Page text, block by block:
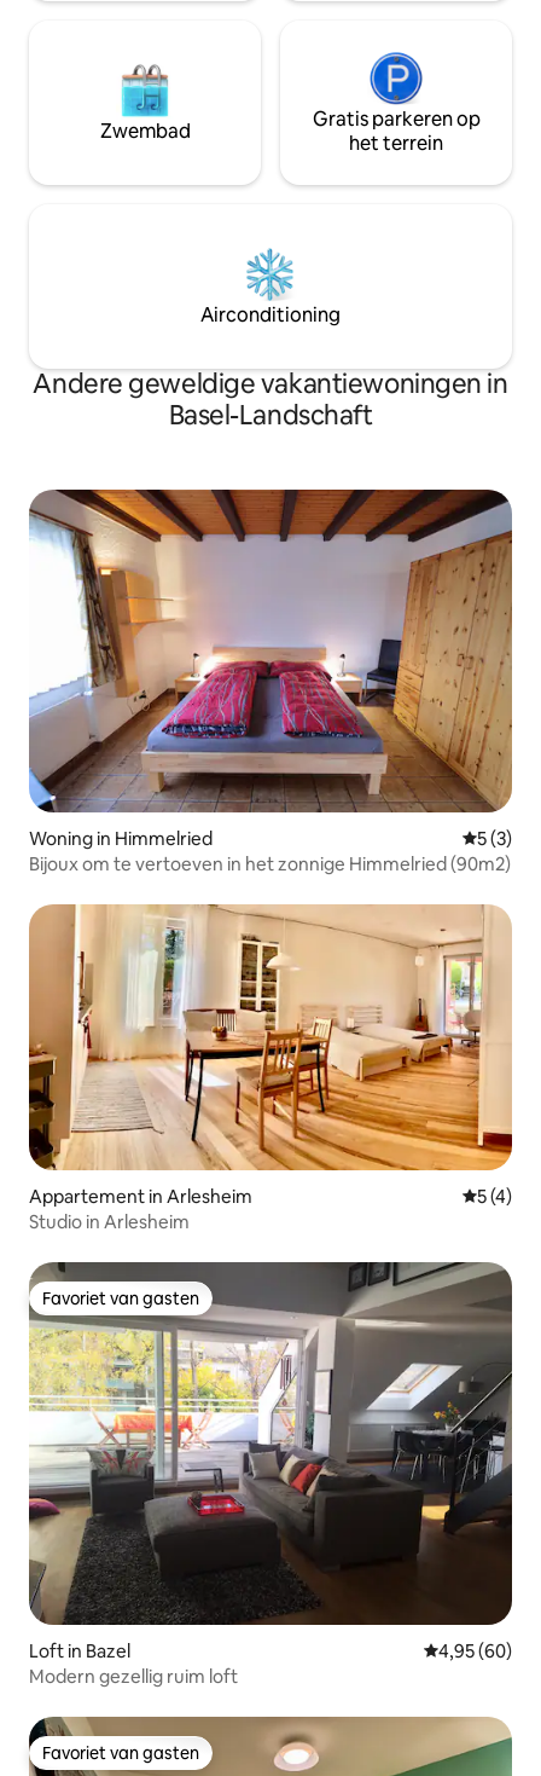
Zwembad
Gratis parkeren op
het terrein
Airconditioning
Andere geweldige vakantiewoningen in
Basel-Landschaft
Woning in Himmelried
5 (3)
Bijoux om te vertoeven in het zonnige Himmelried (90m2)
Appartement in Arlesheim
5 (4)
Studio in Arlesheim
Favoriet van gasten
Favoriet van gasten
Loft in Bazel Gemiddelde
4,95 (60)
Modern gezellig ruim loft
Favoriet van gasten
Favoriet van gasten